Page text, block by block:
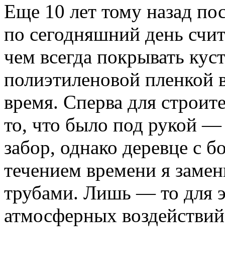
Еще 10 лет тому назад
по сегодняшний день
чем всегда покрывать
полиэтиленовой пленкой
время. Сперва для
то, что было под рукой —
забор, однако деревце с
течением времени я
трубами. Лишь — то для
атмосферных